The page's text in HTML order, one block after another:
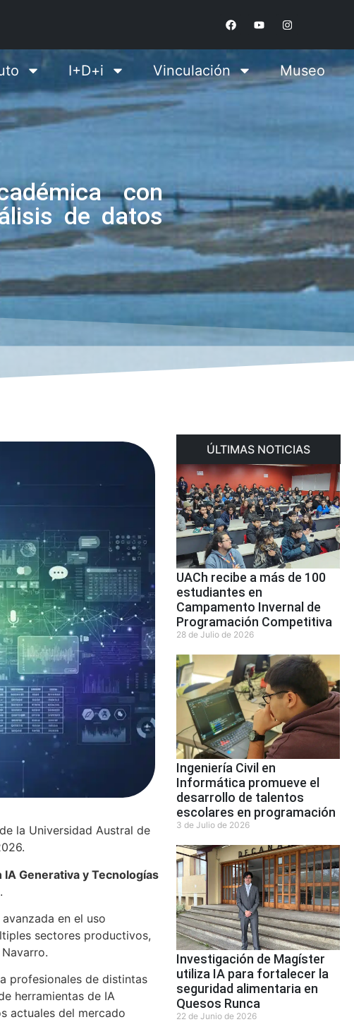
I+D+i Vinculación
Museo
con
de datos
la Universidad Austral de
IA Generativa y Tecnologías
en el uso
sectores productivos,
profesionales de distintas
herramientas de IA
actuales del mercado
ÚLTIMAS NOTICIAS
UACh recibe a más de 100
estudiantes en
Campamento Invernal de
Programación Competitiva
28 de Julio de 2026
Ingeniería Civil en
Informática promueve el
desarrollo de talentos
escolares en programación
3 de Julio de 2026
Investigación de Magíster
utiliza IA para fortalecer la
seguridad alimentaria en
Quesos Runca
22 de Junio de 2026